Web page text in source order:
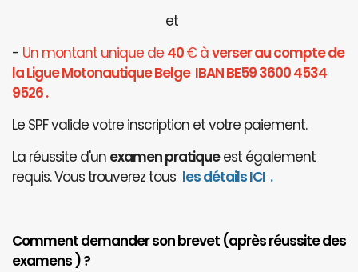
et
- Un montant unique de 40€ àverser au compte de
la Ligue Motonautique Belge IBAN BE59 3600 4534
9526 .
Le SPF valide votre inscription et votre paiement.
La réussite d'un examen pratiqueest également
requis. Vous trouverez tous les détails ICI .
Comment demander son brevet (après réussite des
examens ) ?